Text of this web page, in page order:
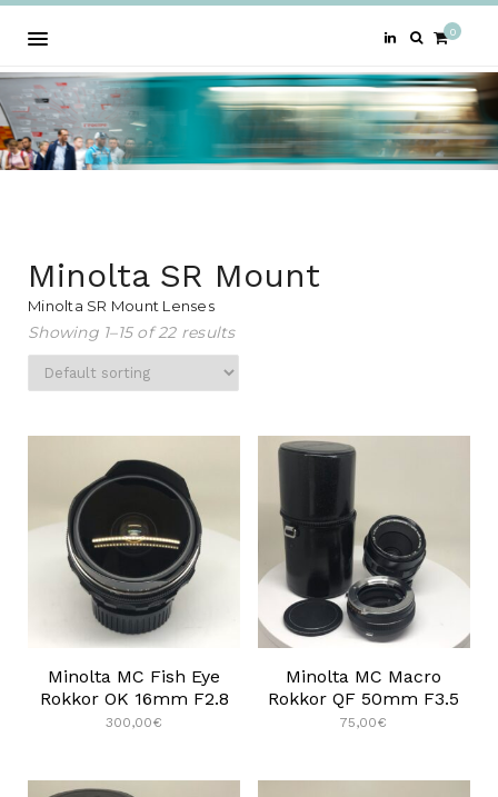
0
Minolta SR Mount
Minolta SR Mount Lenses
Showing 1–15 of 22 results
Minolta MC Fish Eye
Rokkor OK 16mm F2.8
300,00€
Minolta MC Macro
Rokkor QF 50mm F3.5
75,00€